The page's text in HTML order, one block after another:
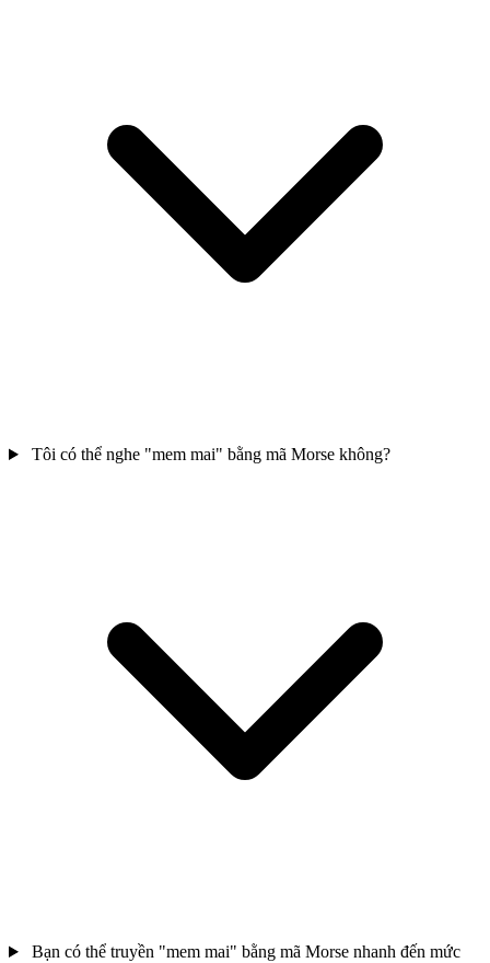
Tôi có thể nghe "mem mai" bằng mã Morse không?
Bạn có thể truyền "mem mai" bằng mã Morse nhanh đến mức